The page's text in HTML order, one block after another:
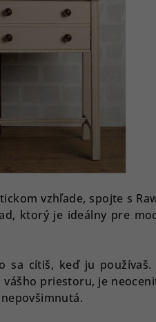
vzhľade, spojte s
ktorý je ideálny pre
sa cítiš, keď ju používaš.
priestoru, je